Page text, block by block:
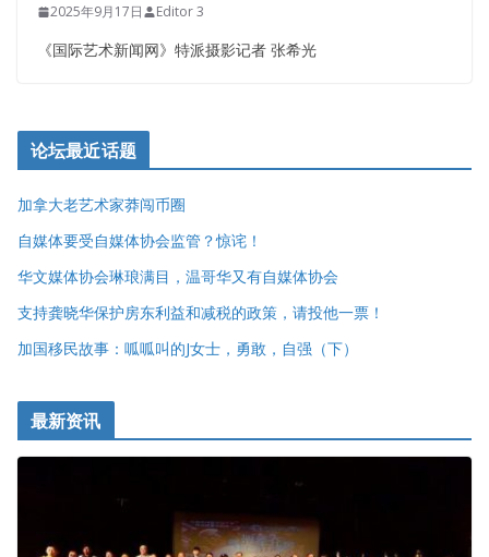
2025年9月17日 Editor 3
《国际艺术新闻网》特派摄影记者 张希光
论坛最近话题
加拿大老艺术家莽闯币圈
自媒体要受自媒体协会监管？惊诧！
华文媒体协会琳琅满目，温哥华又有自媒体协会
支持龚晓华保护房东利益和减税的政策，请投他一票！
加国移民故事：呱呱叫的J女士，勇敢，自强（下）
最新资讯